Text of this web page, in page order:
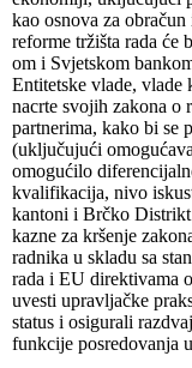
kao osnova za
reforme tržišta rada će
om i Svjetskom
Entitetske vlade, vlade
nacrte svojih zakona o
partnerima, kako bi se
(uključujući
omogućilo
kvalifikacija, nivo
kantoni i Brčko Distrikt
kazne za kršenje
radnika u skladu sa
rada i EU direktivama
uvesti upravljačke
status i osigurali
funkcije posredovanja